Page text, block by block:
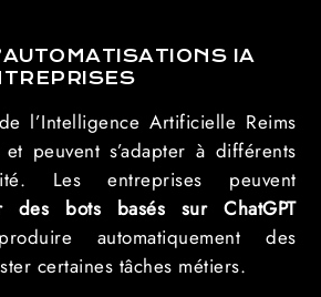
IA
l’Intelligence Artificielle Reims
peuvent s’adapter à différents
Les entreprises peuvent
des bots basés sur ChatGPT
automatiquement des
certaines tâches métiers.